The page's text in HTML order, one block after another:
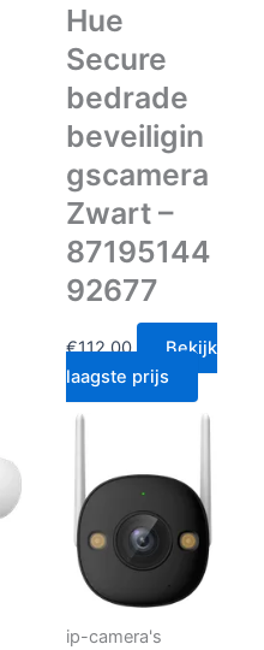
Hue
Secure
bedrade
beveiligin
gscamera
Zwart –
87195144
92677
€112.00
Bekijk
laagste prijs
ip-camera's